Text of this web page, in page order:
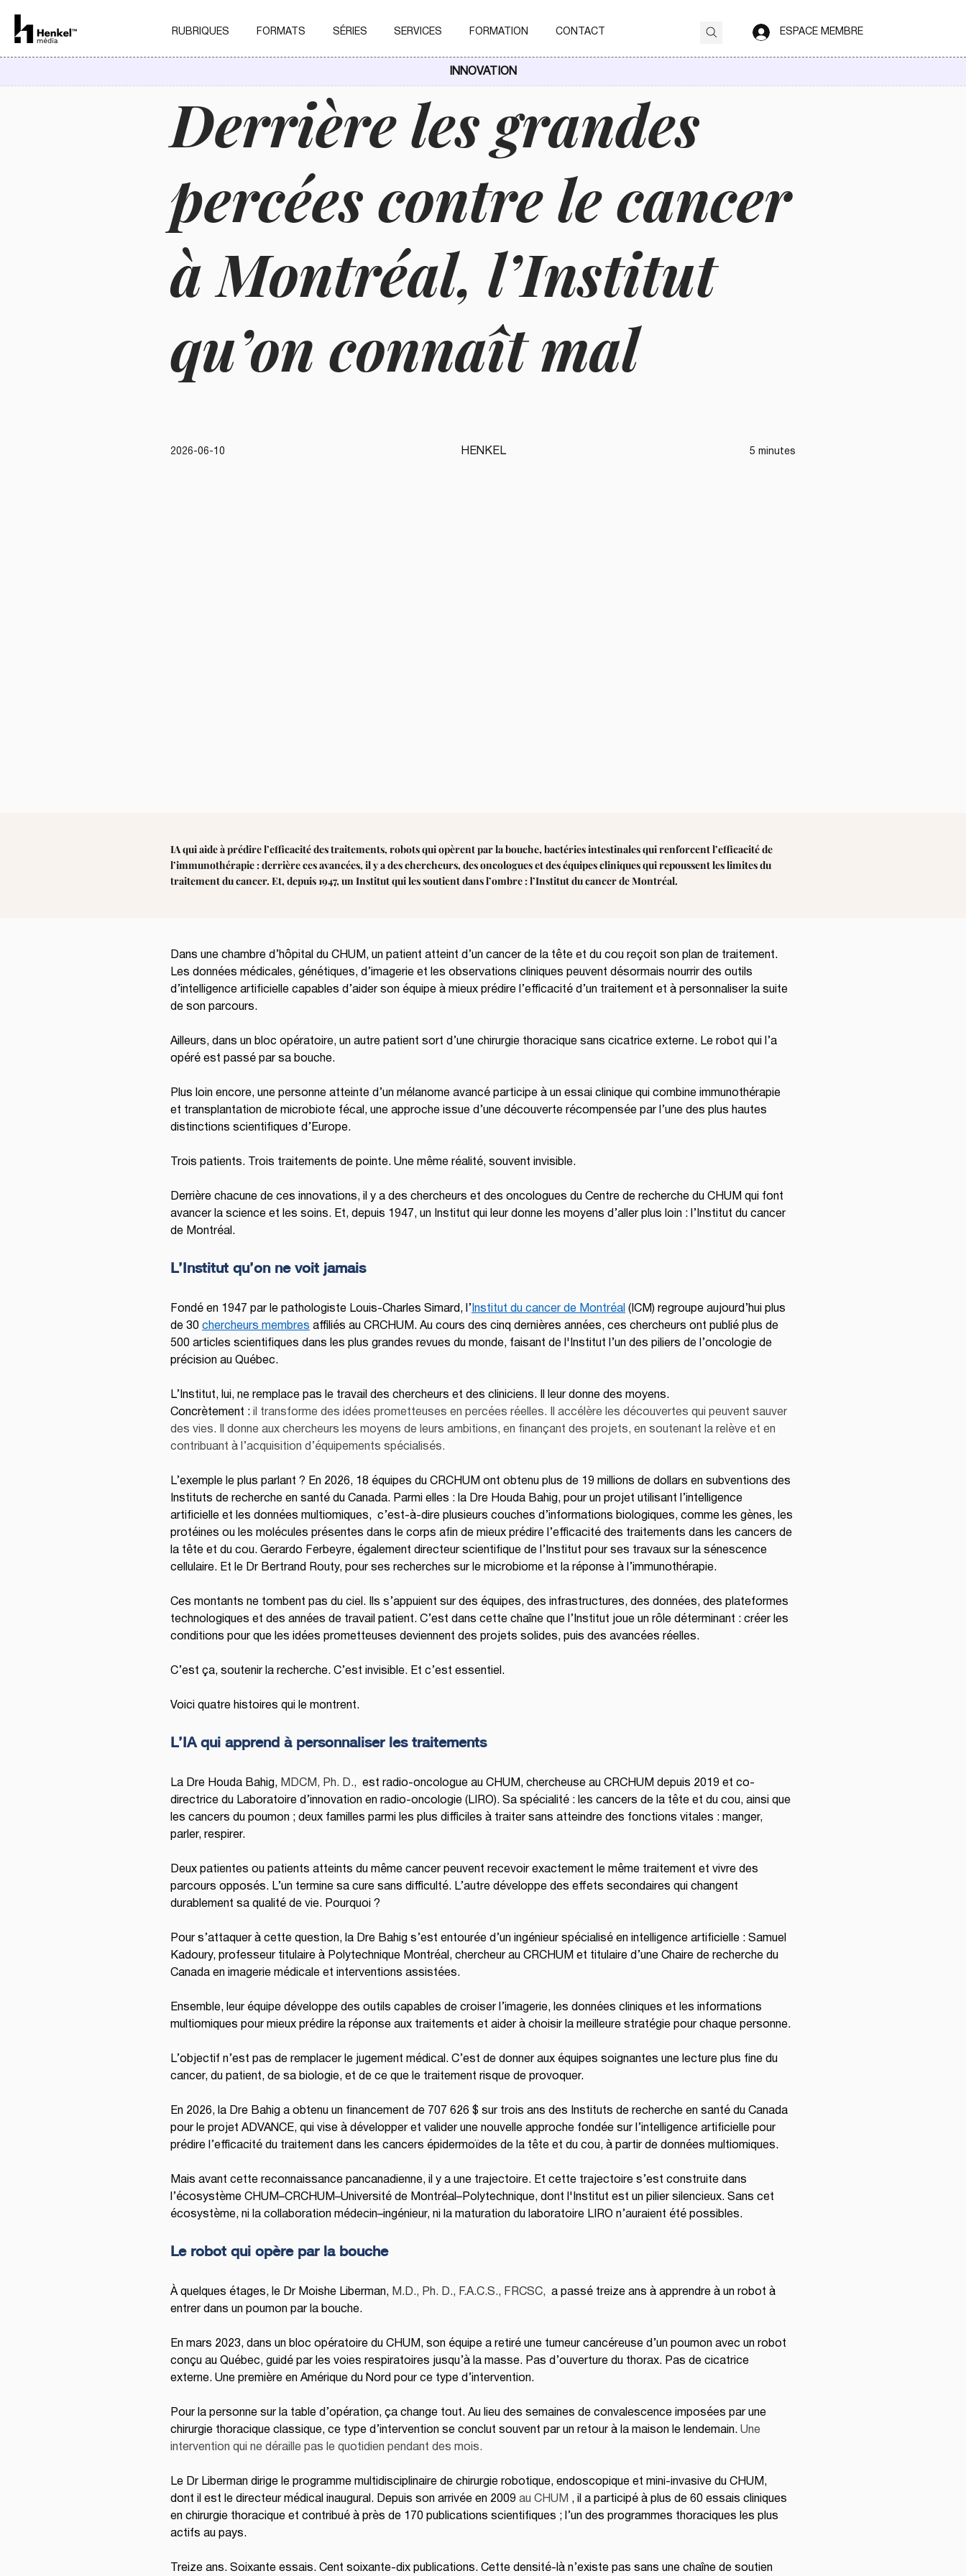
RUBRIQUES FORMATS SÉRIES SERVICES FORMATION CONTACT ESPACE MEMBRE
Dans une chambre d’hôpital du CHUM, un patient atteint d’un cancer de la tête et du cou reçoit son plan de traitement.
Les données médicales, génétiques, d’imagerie et les observations cliniques peuvent désormais nourrir des outils
d’intelligence artificielle capables d’aider son équipe à mieux prédire l’efficacité d’un traitement et à personnaliser la suite
de son parcours.
Ailleurs, dans un bloc opératoire, un autre patient sort d’une chirurgie thoracique sans cicatrice externe. Le robot qui l’a
opéré est passé par sa bouche.
Plus loin encore, une personne atteinte d’un mélanome avancé participe à un essai clinique qui combine immunothérapie
et transplantation de microbiote fécal, une approche issue d’une découverte récompensée par l’une des plus hautes
distinctions scientifiques d’Europe.
Trois patients. Trois traitements de pointe. Une même réalité, souvent invisible.
Derrière chacune de ces innovations, il y a des chercheurs et des oncologues du Centre de recherche du CHUM qui font
avancer la science et les soins. Et, depuis 1947, un Institut qui leur donne les moyens d’aller plus loin : l’Institut du cancer
de Montréal.
L’Institut qu’on ne voit jamais
Fondé en 1947 par le pathologiste Louis-Charles Simard, l’ Institut du cancer de Montréal (ICM) regroupe aujourd’hui plus
de 30 chercheurs membres affiliés au CRCHUM. Au cours des cinq dernières années, ces chercheurs ont publié plus de
500 articles scientifiques dans les plus grandes revues du monde, faisant de l'Institut l’un des piliers de l’oncologie de
précision au Québec.
L’Institut, lui, ne remplace pas le travail des chercheurs et des cliniciens. Il leur donne des moyens.
Concrètement :
il transforme des idées prometteuses en percées réelles. Il accélère les découvertes qui peuvent sauver
des vies. Il donne aux chercheurs les moyens de leurs ambitions, en finançant des projets, en soutenant la relève et en
contribuant à l’acquisition d’équipements spécialisés.
L’exemple le plus parlant ? En 2026, 18 équipes du CRCHUM ont obtenu plus de 19 millions de dollars en subventions des
Instituts de recherche en santé du Canada. Parmi elles : la Dre Houda Bahig, pour un projet utilisant l’intelligence
artificielle et les données multiomiques,  c’est-à-dire plusieurs couches d’informations biologiques, comme les gènes, les
protéines ou les molécules présentes dans le corps afin de mieux prédire l’efficacité des traitements dans les cancers de
la tête et du cou. Gerardo Ferbeyre, également directeur scientifique de l’Institut pour ses travaux sur la sénescence
cellulaire. Et le Dr Bertrand Routy, pour ses recherches sur le microbiome et la réponse à l’immunothérapie.
Ces montants ne tombent pas du ciel. Ils s’appuient sur des équipes, des infrastructures, des données, des plateformes
technologiques et des années de travail patient. C’est dans cette chaîne que l’Institut joue un rôle déterminant : créer les
conditions pour que les idées prometteuses deviennent des projets solides, puis des avancées réelles.
C’est ça, soutenir la recherche. C’est invisible. Et c’est essentiel.
Voici quatre histoires qui le montrent.
L’IA qui apprend à personnaliser les traitements
La Dre Houda Bahig, MDCM, Ph. D., est radio-oncologue au CHUM, chercheuse au CRCHUM depuis 2019 et co-
directrice du Laboratoire d’innovation en radio-oncologie (LIRO). Sa spécialité : les cancers de la tête et du cou, ainsi que
les cancers du poumon ; deux familles parmi les plus difficiles à traiter sans atteindre des fonctions vitales : manger,
parler, respirer.
Deux patientes ou patients atteints du même cancer peuvent recevoir exactement le même traitement et vivre des
parcours opposés. L’un termine sa cure sans difficulté. L’autre développe des effets secondaires qui changent
durablement sa qualité de vie. Pourquoi ?
Pour s’attaquer à cette question, la Dre Bahig s’est entourée d’un ingénieur spécialisé en intelligence artificielle : Samuel
Kadoury, professeur titulaire à Polytechnique Montréal, chercheur au CRCHUM et titulaire d’une Chaire de recherche du
Canada en imagerie médicale et interventions assistées.
Ensemble, leur équipe développe des outils capables de croiser l’imagerie, les données cliniques et les informations
multiomiques pour mieux prédire la réponse aux traitements et aider à choisir la meilleure stratégie pour chaque personne.
L’objectif n’est pas de remplacer le jugement médical. C’est de donner aux équipes soignantes une lecture plus fine du
cancer, du patient, de sa biologie, et de ce que le traitement risque de provoquer.
En 2026, la Dre Bahig a obtenu un financement de 707 626 $ sur trois ans des Instituts de recherche en santé du Canada
pour le projet ADVANCE, qui vise à développer et valider une nouvelle approche fondée sur l’intelligence artificielle pour
prédire l’efficacité du traitement dans les cancers épidermoïdes de la tête et du cou, à partir de données multiomiques.
Mais avant cette reconnaissance pancanadienne, il y a une trajectoire. Et cette trajectoire s’est construite dans
l’écosystème CHUM–CRCHUM–Université de Montréal–Polytechnique, dont l'Institut est un pilier silencieux. Sans cet
écosystème, ni la collaboration médecin–ingénieur, ni la maturation du laboratoire LIRO n’auraient été possibles.
Le robot qui opère par la bouche
À quelques étages, le Dr Moishe Liberman, M.D., Ph. D., F.A.C.S., FRCSC,
a passé treize ans à apprendre à un robot à
entrer dans un poumon par la bouche.
En mars 2023, dans un bloc opératoire du CHUM, son équipe a retiré une tumeur cancéreuse d’un poumon avec un robot
conçu au Québec, guidé par les voies respiratoires jusqu’à la masse. Pas d’ouverture du thorax. Pas de cicatrice
externe. Une première en Amérique du Nord pour ce type d’intervention.
Pour la personne sur la table d’opération, ça change tout. Au lieu des semaines de convalescence imposées par une
chirurgie thoracique classique, ce type d’intervention se conclut souvent par un retour à la maison le lendemain. Une
intervention qui ne déraille pas le quotidien pendant des mois.
Le Dr Liberman dirige le programme multidisciplinaire de chirurgie robotique, endoscopique et mini-invasive du CHUM,
dont il est le directeur médical inaugural. Depuis son arrivée en 2009 au CHUM , il a participé à plus de 60 essais cliniques
en chirurgie thoracique et contribué à près de 170 publications scientifiques ; l’un des programmes thoraciques les plus
actifs au pays.
Treize ans. Soixante essais. Cent soixante-dix publications. Cette densité-là n’existe pas sans une chaîne de soutien
Derrière les grandes
percées contre le cancer
à Montréal, l’Institut
qu’on connaît mal
2026-06-10 HENKEL 5 minutes
IA qui aide à prédire l’efficacité des traitements, robots qui opèrent par la bouche, bactéries intestinales qui renforcent l’efficacité de
l’immunothérapie : derrière ces avancées, il y a des chercheurs, des oncologues et des équipes cliniques qui repoussent les limites du
traitement du cancer. Et, depuis 1947, un Institut qui les soutient dans l’ombre : l’Institut du cancer de Montréal.
INNOVATION